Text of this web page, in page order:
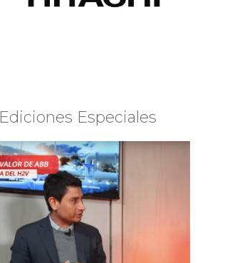
Ediciones Especiales